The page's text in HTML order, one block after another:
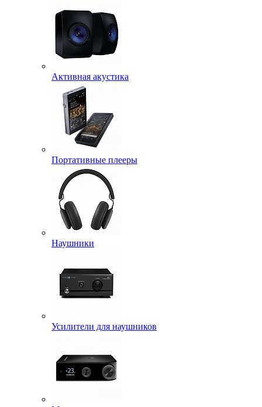
Активная акустика
Портативные плееры
Наушники
Усилители для наушников